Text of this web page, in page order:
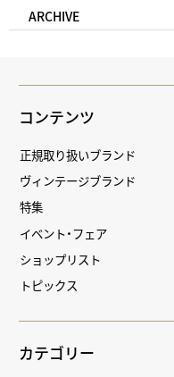
ARCHIVE
コンテンツ
正規取り扱いブランド
ヴィンテージブランド
特集
イベント・フェア
ショップリスト
トピックス
カテゴリー